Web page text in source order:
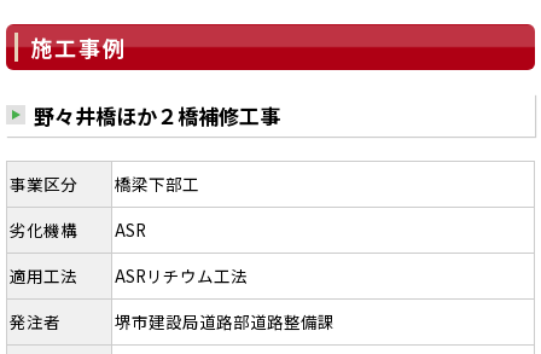
施工事例
野々井橋ほか２橋補修工事
事業区分
橋梁下部工
劣化機構
ASR
適用工法
ASRリチウム工法
発注者
堺市建設局道路部道路整備課